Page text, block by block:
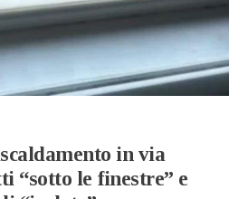
in via
“sotto le finestre” e